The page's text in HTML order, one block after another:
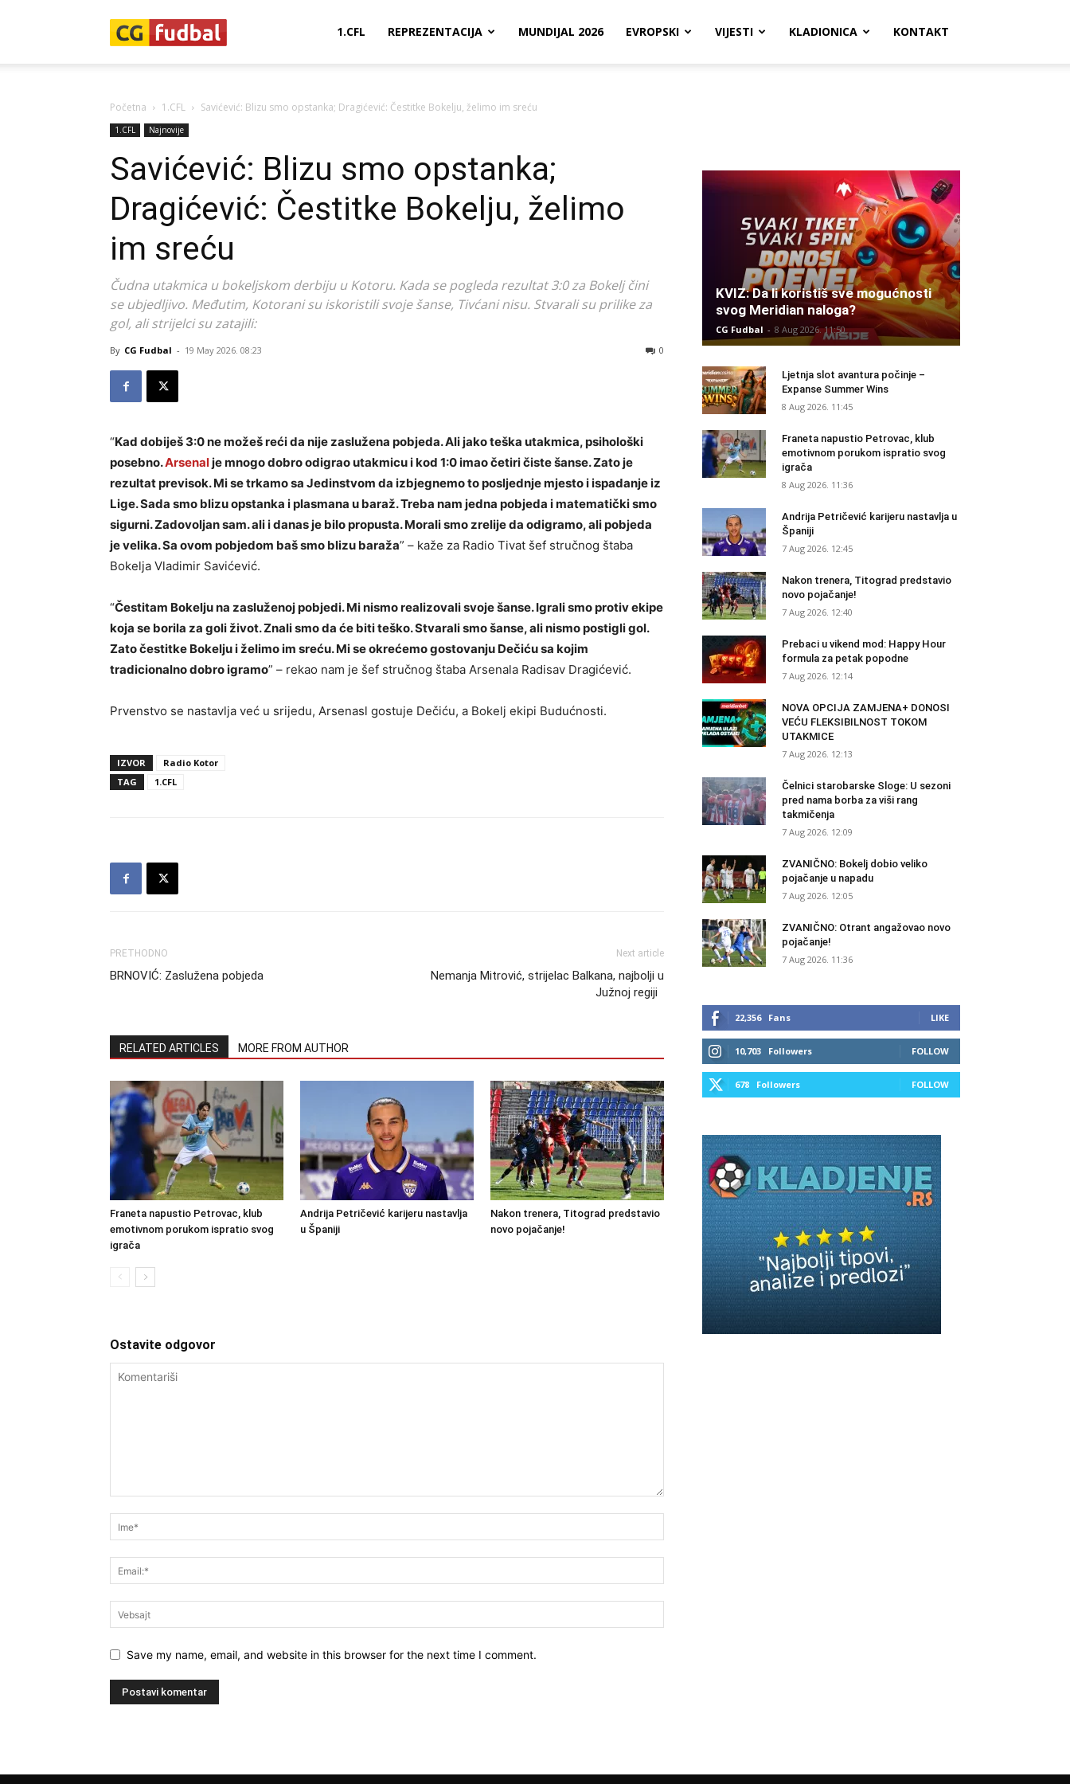
1.CFL REPREZENTACIJA MUNDIJAL 2026 EVROPSKI VIJESTI KLADIONICA KONTAKT
Početna 1.CFL Savićević: Blizu smo opstanka; Dragićević: Čestitke Bokelju, želimo im sreću
1.CFL Najnovije
Savićević: Blizu smo opstanka;
Dragićević: Čestitke Bokelju, želimo
im sreću
Čudna utakmica u bokeljskom derbiju u Kotoru. Kada se pogleda rezultat 3:0 za Bokelj čini
se ubjedljivo. Međutim, Kotorani su iskoristili svoje šanse, Tivćani nisu. Stvarali su prilike za
gol, ali strijelci su zatajili:
By CG Fudbal - 19 May 2026. 08:23 0
“Kad dobiješ 3:0 ne možeš reći da nije zaslužena pobjeda. Ali jako teška utakmica, psihološki
posebno.Arsenalje mnogo dobro odigrao utakmicu i kod 1:0 imao četiri čiste šanse. Zato je
rezultat previsok. Mi se trkamo sa Jedinstvom da izbjegnemo to posljednje mjesto i ispadanje iz
Lige. Sada smo blizu opstanka i plasmana u baraž. Treba nam jedna pobjeda i matematički smo
sigurni. Zadovoljan sam. ali i danas je bilo propusta. Morali smo zrelije da odigramo, ali pobjeda
je velika. Sa ovom pobjedom baš smo blizu baraža” – kaže za Radio Tivat šef stručnog štaba
Bokelja Vladimir Savićević.
“Čestitam Bokelju na zasluženoj pobjedi. Mi nismo realizovali svoje šanse. Igrali smo protiv ekipe
koja se borila za goli život. Znali smo da će biti teško. Stvarali smo šanse, ali nismo postigli gol.
Zato čestitke Bokelju i želimo im sreću. Mi se okrećemo gostovanju Dečiću sa kojim
tradicionalno dobro igramo” – rekao nam je šef stručnog štaba Arsenala Radisav Dragićević.
Prvenstvo se nastavlja već u srijedu, Arsenasl gostuje Dečiću, a Bokelj ekipi Budućnosti.
IZVOR
Radio Kotor
TAG
1.CFL
PRETHODNO
BRNOVIĆ: Zaslužena pobjeda
Next article
Nemanja Mitrović, strijelac Balkana, najbolji u
Južnoj regiji
RELATED ARTICLES MORE FROM AUTHOR
Franeta napustio Petrovac, klub
emotivnom porukom ispratio svog
igrača
Andrija Petričević karijeru nastavlja
u Španiji
Nakon trenera, Titograd predstavio
novo pojačanje!
Ostavite odgovor
Save my name, email, and website in this browser for the next time I comment.
KVIZ: Da li koristiš sve mogućnosti
svog Meridian naloga?
CG Fudbal - 8 Aug 2026. 11:50
Ljetnja slot avantura počinje –
Expanse Summer Wins
8 Aug 2026. 11:45
Franeta napustio Petrovac, klub
emotivnom porukom ispratio svog
igrača
8 Aug 2026. 11:36
Andrija Petričević karijeru nastavlja u
Španiji
7 Aug 2026. 12:45
Nakon trenera, Titograd predstavio
novo pojačanje!
7 Aug 2026. 12:40
Prebaci u vikend mod: Happy Hour
formula za petak popodne
7 Aug 2026. 12:14
NOVA OPCIJA ZAMJENA+ DONOSI
VEĆU FLEKSIBILNOST TOKOM
UTAKMICE
7 Aug 2026. 12:13
Čelnici starobarske Sloge: U sezoni
pred nama borba za viši rang
takmičenja
7 Aug 2026. 12:09
ZVANIČNO: Bokelj dobio veliko
pojačanje u napadu
7 Aug 2026. 12:05
ZVANIČNO: Otrant angažovao novo
pojačanje!
7 Aug 2026. 11:36
22,356 Fans LIKE
10,703 Followers FOLLOW
678 Followers FOLLOW